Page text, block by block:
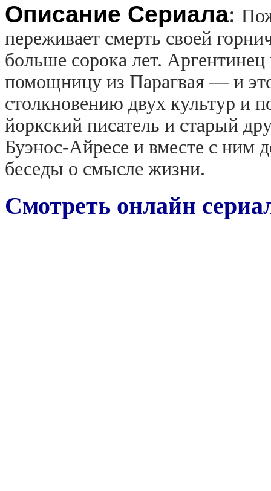
Описание Сериала:
переживает смерть своей
больше сорока лет.
помощницу из Парагвая — и
столкновению двух культур и
йоркский писатель и старый
Буэнос-Айресе и вместе с ним
беседы о смысле жизни.
Смотреть онлайн